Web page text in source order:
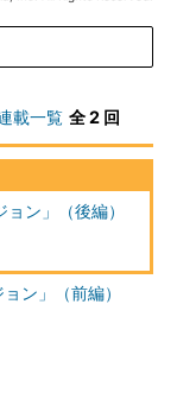
東京エグゼクティ
ブ・サーチ
分野と、生産や物
載一覧 全 2 回
ン」（後編）
ン」（前編）